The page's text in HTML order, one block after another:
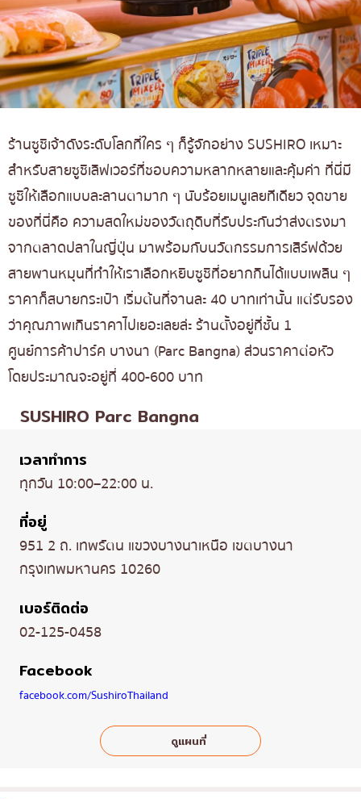
ร้านซูชิเจ้าดังระดับโลกที่ใคร ๆ ก็รู้จักอย่าง SUSHIRO เหมาะ
สำหรับสายซูชิเลิฟเวอร์ที่ชอบความหลากหลายและคุ้มค่า ที่นี่มี
ซูชิให้เลือกแบบละลานตามาก ๆ นับร้อยเมนูเลยทีเดียว จุดขาย
ของที่นี่คือ ความสดใหม่ของวัตถุดิบที่รับประกันว่าส่งตรงมา
จากตลาดปลาในญี่ปุ่น มาพร้อมกับนวัตกรรมการเสิร์ฟด้วย
สายพานหมุนที่ทำให้เราเลือกหยิบซูชิที่อยากกินได้แบบเพลิน ๆ
ราคาก็สบายกระเป๋า เริ่มต้นที่จานละ 40 บาทเท่านั้น แต่รับรอง
ว่าคุณภาพเกินราคาไปเยอะเลยล่ะ ร้านตั้งอยู่ที่ชั้น 1
ศูนย์การค้าปาร์ค บางนา (Parc Bangna) ส่วนราคาต่อหัว
โดยประมาณจะอยู่ที่ 400-600 บาท
SUSHIRO Parc Bangna
เวลาทำการ
ทุกวัน 10:00–22:00 น.
ที่อยู่
951 2 ถ. เทพรัตน แขวงบางนาเหนือ เขตบางนา
กรุงเทพมหานคร 10260
เบอร์ติดต่อ
02-125-0458
Facebook
facebook.com/SushiroThailand
ดูแผนที่